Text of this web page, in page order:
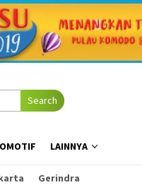
Search
LAINNYA
Gerindra